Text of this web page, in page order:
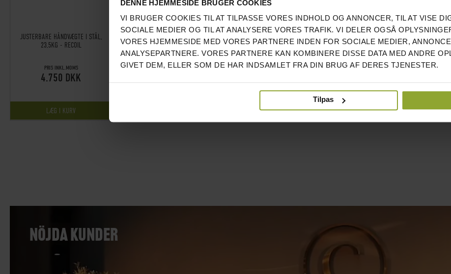
DENNE HJEMMESIDE BRUGER COOKIES
VI BRUGER COOKIES TIL AT TILPASSE VORES INDHOLD OG ANNONCER, TIL AT VISE
SOCIALE MEDIER OG TIL AT ANALYSERE VORES TRAFIK. VI DELER OGSÅ
VORES HJEMMESIDE MED VORES PARTNERE INDEN FOR SOCIALE MEDIER,
ANALYSEPARTNERE. VORES PARTNERE KAN KOMBINERE DISSE DATA MED ANDRE
GIVET DEM, ELLER SOM DE HAR INDSAMLET FRA DIN BRUG AF DERES TJENESTER.
Tilpas
JUSTERBARE HÅNDVÆGTE I STÅL,
23,5KG - RECOIL
PRIS INKL.MOMS
4.750 DKK
LÆG I KURV
NEOPREN RECOIL
PRICE FROM INKL.MOMS PRIS INKL.MOMS
LÆG I KURV
PRIS INKL.MOMS
LÆG I KURV
NÖJDA KUNDER